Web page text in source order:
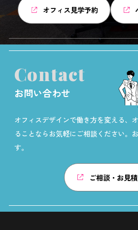
オフィス見学予約
Contact
お問い合わせ
オフィスデザインで働き方を変える、
ることならお気軽にご相談ください。
す。
ご相談・お見